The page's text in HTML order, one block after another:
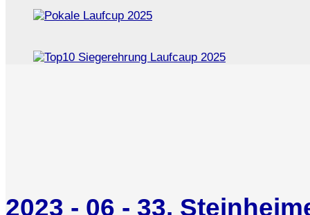
2023 - 06 - 33.